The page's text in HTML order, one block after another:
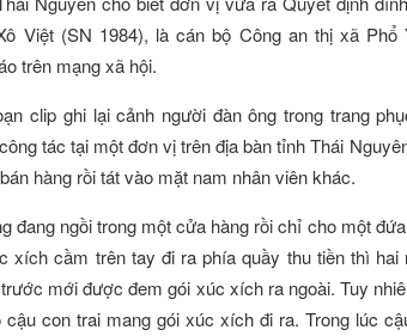
Việt (SN 1984), là cán bộ Công an thị xã Phổ
trên mạng xã hội.
clip ghi lại cảnh người đàn ông trong trang
tác tại một đơn vị trên địa bàn tỉnh Thái
hàng rồi tát vào mặt nam nhân viên khác.
đang ngồi trong một cửa hàng rồi chỉ cho một
xích cầm trên tay đi ra phía quầy thu tiền thì hai
mới được đem gói xúc xích ra ngoài. Tuy
con trai mang gói xúc xích đi ra. Trong lúc